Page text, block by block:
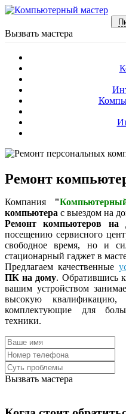
Вызвать мастера
Ремонт
Компания "
компьютера с выездом на
Ремонт компьютеров на
посещению сервисного
свободное время, но и
стационарный гаджет в
Предлагаем качественные
ПК на дому. Обратившись
вашим устройством
высокую квалификацию,
комплектующие для
техники.
Вызвать мастера